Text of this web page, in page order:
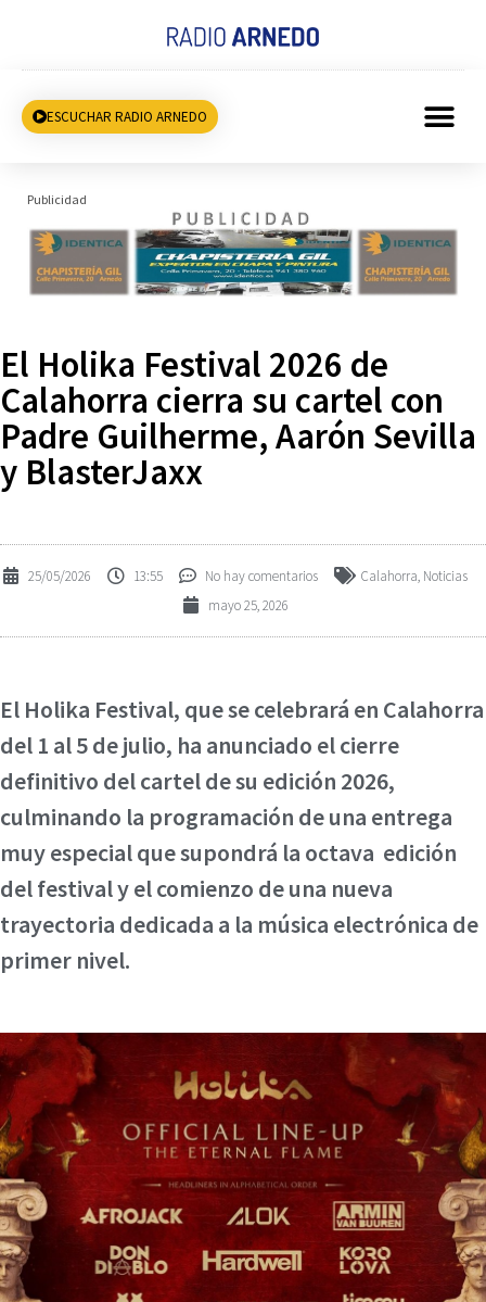
ESCUCHAR RADIO ARNEDO
Publicidad
El Holika Festival 2026 de
Calahorra cierra su cartel con
Padre Guilherme, Aarón Sevilla
y BlasterJaxx
25/05/2026 13:55 No hay comentarios Calahorra, Noticias
mayo 25, 2026
El Holika Festival, que se celebrará en Calahorra
del 1 al 5 de julio, ha anunciado el cierre
definitivo del cartel de su edición 2026,
culminando la programación de una entrega
muy especial que supondrá la octava edición
del festival y el comienzo de una nueva
trayectoria dedicada a la música electrónica de
primer nivel.